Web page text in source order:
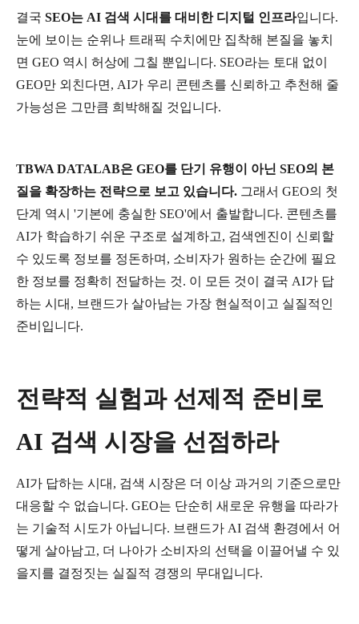
결국 SEO는 AI 검색 시대를 대비한 디지털 인프라입니다.
눈에
보이는 순위나 트래픽 수치에만 집착해 본질을 놓치
면 GEO 역시 허상에 그칠 뿐입니다. SEO라는 토대 없이
GEO만 외친다면 , AI가 우리 콘텐츠를 신뢰하고 추천해 줄
가능성은 그만큼 희박해질 것입니다.
TBWA DATALAB은 GEO를 단기 유행이 아닌 SEO의 본
질을 확장하는 전략으로 보고 있습니다. 그래서 GEO의 첫
단계 역시 '기본에 충실한 SEO'에서 출발합니다. 콘텐츠를
AI가 학습하기 쉬운 구조로 설계하고, 검색엔진이
신뢰할
수 있도록 정보를 정돈하며 , 소비자가 원하는 순간에 필요
한 정보를 정확히 전달하는 것. 이 모든 것이 결국 AI가 답
하는 시대 , 브랜드가 살아남는 가장 현실적이고 실질적인
준비입니다.
전략적 실험과 선제적 준비로
AI 검색 시장을 선점하라
AI가 답하는 시대 , 검색 시장은 더 이상 과거의 기준으로만
대응할 수 없습니다. GEO는 단순히 새로운 유행을 따라가
는 기술적 시도가 아닙니다. 브랜드가 AI 검색 환경에서 어
떻게 살아남고, 더 나아가 소비자의 선택을 이끌어낼 수 있
을지를 결정짓는 실질적 경쟁의 무대입니다.